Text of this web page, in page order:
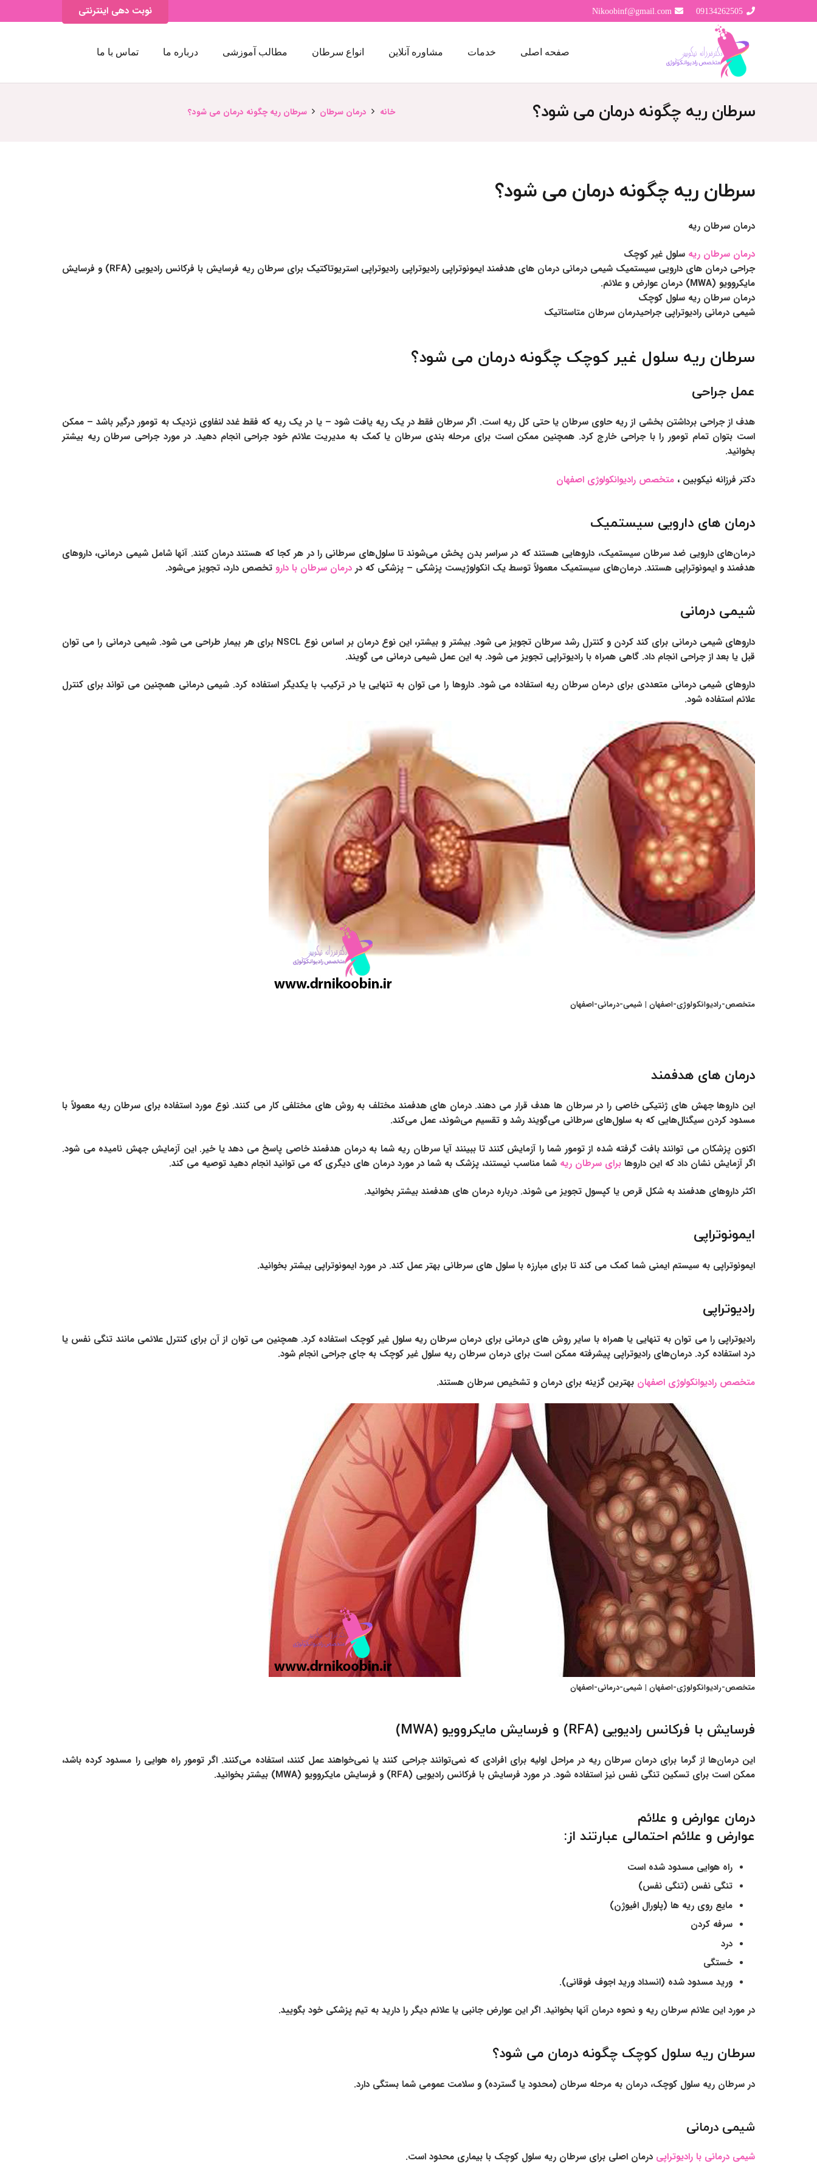
09134262505
Nikoobinf@gmail.com نوبت دهی اینترنتی
صفحه اصلی خدمات مشاوره آنلاین انواع سرطان مطالب آموزشی درباره ما تماس با ما
سرطان ریه چگونه درمان می شود؟ خانه درمان سرطان سرطان ریه چگونه درمان می شود؟
سرطان ریه چگونه درمان می شود؟
درمان سرطان ریه
درمان سرطان ریه سلول غیر کوچک
جراحی درمان های دارویی سیستمیک شیمی درمانی درمان های هدفمند ایمونوتراپی رادیوتراپی رادیوتراپی استریوتاکتیک برای سرطان ریه فرسایش با فرکانس رادیویی (RFA) و فرسایش
مایکروویو (MWA) درمان عوارض و علائم.
درمان سرطان ریه سلول کوچک
شیمی درمانی رادیوتراپی جراحیدرمان سرطان متاستاتیک
سرطان ریه سلول غیر کوچک چگونه درمان می شود؟
عمل جراحی
هدف از جراحی برداشتن بخشی از ریه حاوی سرطان یا حتی کل ریه است. اگر سرطان فقط در یک ریه یافت شود – یا در یک ریه که فقط غدد لنفاوی نزدیک به تومور درگیر باشد – ممکن
است بتوان تمام تومور را با جراحی خارج کرد. همچنین ممکن است برای مرحله بندی سرطان یا کمک به مدیریت علائم خود جراحی انجام دهید. در مورد جراحی سرطان ریه بیشتر
بخوانید.
دکتر فرزانه نیکوبین ، متخصص رادیوانکولوژی اصفهان
درمان های دارویی سیستمیک
درمان‌های دارویی ضد سرطان سیستمیک، داروهایی هستند که در سراسر بدن پخش می‌شوند تا سلول‌های سرطانی را در هر کجا که هستند درمان کنند. آنها شامل شیمی درمانی، داروهای
هدفمند و ایمونوتراپی هستند. درمان‌های سیستمیک معمولاً توسط یک انکولوژیست پزشکی – پزشکی که در درمان سرطان با دارو تخصص دارد، تجویز می‌شود.
شیمی درمانی
داروهای شیمی درمانی برای کند کردن و کنترل رشد سرطان تجویز می شود. بیشتر و بیشتر، این نوع درمان بر اساس نوع NSCL برای هر بیمار طراحی می شود. شیمی درمانی را می توان
قبل یا بعد از جراحی انجام داد. گاهی همراه با رادیوتراپی تجویز می شود. به این عمل شیمی درمانی می گویند.
داروهای شیمی درمانی متعددی برای درمان سرطان ریه استفاده می شود. داروها را می توان به تنهایی یا در ترکیب با یکدیگر استفاده کرد. شیمی درمانی همچنین می تواند برای کنترل
علائم استفاده شود.
متخصص-رادیوانکولوژی-اصفهان | شیمی-درمانی-اصفهان
درمان های هدفمند
این داروها جهش های ژنتیکی خاصی را در سرطان ها هدف قرار می دهند. درمان های هدفمند مختلف به روش های مختلفی کار می کنند. نوع مورد استفاده برای سرطان ریه معمولاً با
مسدود کردن سیگنال‌هایی که به سلول‌های سرطانی می‌گویند رشد و تقسیم می‌شوند، عمل می‌کند.
اکنون پزشکان می توانند بافت گرفته شده از تومور شما را آزمایش کنند تا ببینند آیا سرطان ریه شما به درمان هدفمند خاصی پاسخ می دهد یا خیر. این آزمایش جهش نامیده می شود.
اگر آزمایش نشان داد که این داروها برای سرطان ریه شما مناسب نیستند، پزشک به شما در مورد درمان های دیگری که می توانید انجام دهید توصیه می کند.
اکثر داروهای هدفمند به شکل قرص یا کپسول تجویز می شوند. درباره درمان های هدفمند بیشتر بخوانید.
ایمونوتراپی
ایمونوتراپی به سیستم ایمنی شما کمک می کند تا برای مبارزه با سلول های سرطانی بهتر عمل کند. در مورد ایمونوتراپی بیشتر بخوانید.
رادیوتراپی
رادیوتراپی را می توان به تنهایی یا همراه با سایر روش های درمانی برای درمان سرطان ریه سلول غیر کوچک استفاده کرد. همچنین می توان از آن برای کنترل علائمی مانند تنگی نفس یا
درد استفاده کرد. درمان‌های رادیوتراپی پیشرفته ممکن است برای درمان سرطان ریه سلول غیر کوچک به جای جراحی انجام شود.
متخصص رادیوانکولوژی اصفهان بهترین گزینه برای درمان و تشخیص سرطان هستند.
متخصص-رادیوانکولوژی-اصفهان | شیمی-درمانی-اصفهان
فرسایش با فرکانس رادیویی (RFA) و فرسایش مایکروویو (MWA)
این درمان‌ها از گرما برای درمان سرطان ریه در مراحل اولیه برای افرادی که نمی‌توانند جراحی کنند یا نمی‌خواهند عمل کنند، استفاده می‌کنند. اگر تومور راه هوایی را مسدود کرده باشد،
ممکن است برای تسکین تنگی نفس نیز استفاده شود. در مورد فرسایش با فرکانس رادیویی (RFA) و فرسایش مایکروویو (MWA) بیشتر بخوانید.
درمان عوارض و علائم
عوارض و علائم احتمالی عبارتند از:
راه هوایی مسدود شده است
تنگی نفس (تنگی نفس)
مایع روی ریه ها (پلورال افیوژن)
سرفه کردن
درد
خستگی
ورید مسدود شده (انسداد ورید اجوف فوقانی).
در مورد این علائم سرطان ریه و نحوه درمان آنها بخوانید. اگر این عوارض جانبی یا علائم دیگر را دارید به تیم پزشکی خود بگویید.
سرطان ریه سلول کوچک چگونه درمان می شود؟
در سرطان ریه سلول کوچک، درمان به مرحله سرطان (محدود یا گسترده) و سلامت عمومی شما بستگی دارد.
شیمی درمانی
شیمی درمانی با رادیوتراپی درمان اصلی برای سرطان ریه سلول کوچک با بیماری محدود است.